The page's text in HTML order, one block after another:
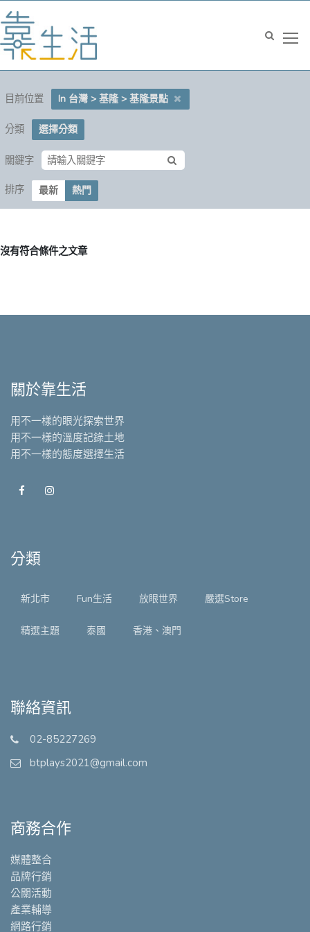
目前位置 In 台灣 > 基隆 > 基隆景點
分類 選擇分類
關鍵字
排序 最新 熱門
沒有符合條件之文章
關於靠生活
用不一樣的眼光探索世界
用不一樣的溫度記錄土地
用不一樣的態度選擇生活
分類
新北市 Fun生活 放眼世界 嚴選Store
精選主題 泰國 香港、澳門
聯絡資訊
02-85227269
btplays2021@gmail.com
商務合作
媒體整合
品牌行銷
公關活動
產業輔導
網路行銷